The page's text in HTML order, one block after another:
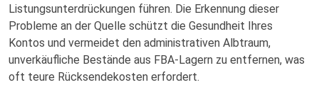
Listungsunterdrückungen führen. Die Erkennung dieser
Probleme an der Quelle schützt die Gesundheit Ihres
Kontos und vermeidet den administrativen Albtraum,
unverkäufliche Bestände aus FBA-Lagern zu entfernen, was
oft teure Rücksendekosten erfordert.